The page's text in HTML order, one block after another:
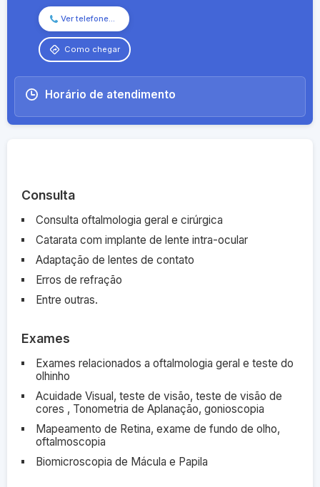
Ver telefone...
Como chegar
Horário de atendimento
Consulta
Consulta oftalmologia geral e cirúrgica
Catarata com implante de lente intra-ocular
Adaptação de lentes de contato
Erros de refração
Entre outras.
Exames
Exames relacionados a oftalmologia geral e teste do
olhinho
Acuidade Visual, teste de visão, teste de visão de
cores , Tonometria de Aplanação, gonioscopia
Mapeamento de Retina, exame de fundo de olho,
oftalmoscopia
Biomicroscopia de Mácula e Papila